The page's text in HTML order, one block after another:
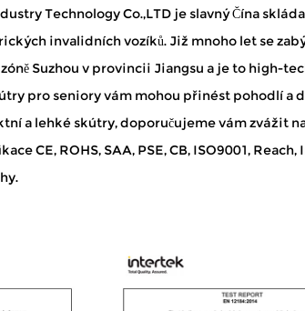
Technology Co.,LTD je slavnýČína
invalidních vozíků. Již mnoho let se
Suzhou v provincii Jiangsu a je to high-
pro seniory vám mohou přinést pohodlí
a lehké skútry, doporučujeme vám zvážit
CE, ROHS, SAA, PSE, CB, ISO9001,